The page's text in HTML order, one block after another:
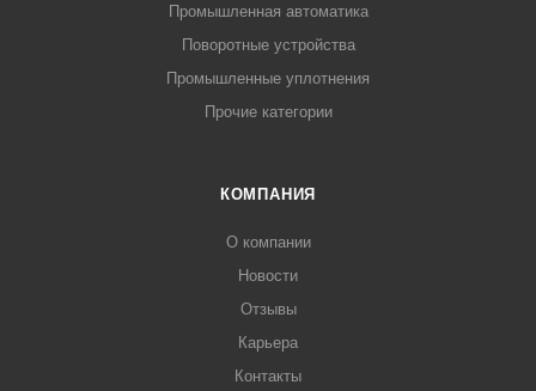
Промышленная автоматика
Поворотные устройства
Промышленные уплотнения
Прочие категории
КОМПАНИЯ
О компании
Новости
Отзывы
Карьера
Контакты